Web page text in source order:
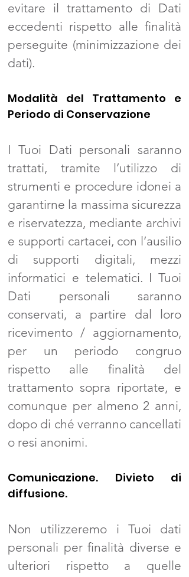
evitare il trattamento di Dati
eccedenti rispetto alle finalità
perseguite (minimizzazione dei
dati).
Modalità del Trattamento e
Periodo di Conservazione
I Tuoi Dati personali saranno
trattati, tramite l’utilizzo di
strumenti e procedure idonei a
garantirne la massima sicurezza
e riservatezza, mediante archivi
e supporti cartacei, con l’ausilio
di supporti digitali, mezzi
informatici e telematici. I Tuoi
Dati personali saranno
conservati, a partire dal loro
ricevimento / aggiornamento,
per un periodo congruo
rispetto alle finalità del
trattamento sopra riportate, e
comunque per almeno 2 anni,
dopo di ché verranno cancellati
o resi anonimi.
Comunicazione. Divieto di
diffusione.
Non utilizzeremo i Tuoi dati
personali per finalità diverse e
ulteriori rispetto a quelle